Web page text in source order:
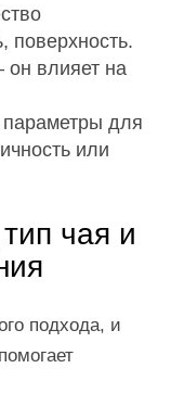
поверхность.
влияет на
параметры для
или
чая и
подхода, и